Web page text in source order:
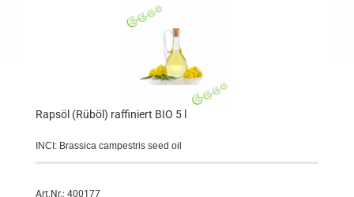
Rapsöl (Rüböl) raffiniert BIO 5 l
INCI: Brassica campestris seed oil
Art.Nr.: 400177